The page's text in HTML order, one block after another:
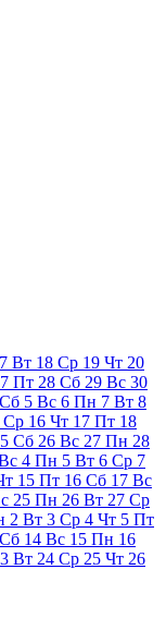
Вт 18 Ср 19 Чт 20
Пт 28 Сб 29 Вс 30
Сб 5 Вс 6 Пн 7 Вт 8
Ср 16 Чт 17 Пт 18
Сб 26 Вс 27 Пн 28
4 Пн 5 Вт 6 Ср 7
15 Пт 16 Сб 17 Вс
25 Пн 26 Вт 27 Ср
2 Вт 3 Ср 4 Чт 5 Пт
Сб 14 Вс 15 Пн 16
Вт 24 Ср 25 Чт 26